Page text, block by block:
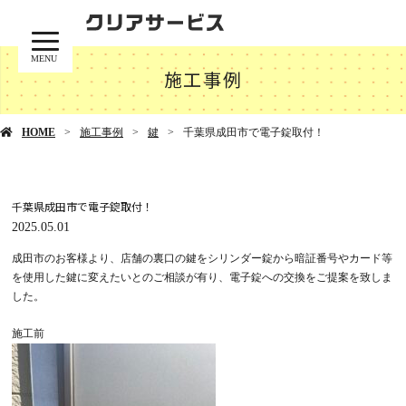
MENU
施工事例
HOME 施工事例 鍵 千葉県成田市で電子錠取付！
千葉県成田市で電子錠取付！
2025.05.01
成田市のお客様より、店舗の裏口の鍵をシリンダー錠から暗証番号やカード等
を使用した鍵に変えたいとのご相談が有り、電子錠への交換をご提案を致しま
した。
施工前